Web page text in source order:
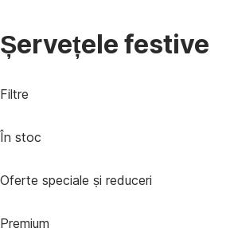
Șervețele festive
Filtre
În stoc
Oferte speciale și reduceri
Premium